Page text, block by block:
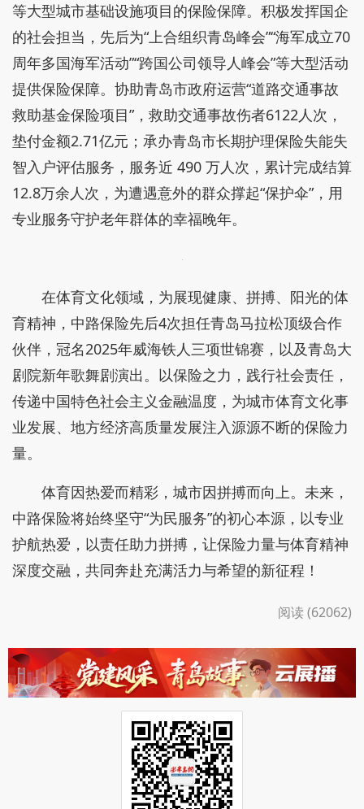
等大型城市基础设施项目的保险保障。积极发挥国企
的社会担当，先后为“上合组织青岛峰会”“海军成立70
周年多国海军活动”“跨国公司领导人峰会”等大型活动
提供保险保障。协助青岛市政府运营“道路交通事故
救助基金保险项目”，救助交通事故伤者6122人次，
垫付金额2.71亿元；承办青岛市长期护理保险失能失
智入户评估服务，服务近 490 万人次，累计完成结算
12.8万余人次，为遭遇意外的群众撑起“保护伞”，用
专业服务守护老年群体的幸福晚年。
在体育文化领域，为展现健康、拼搏、阳光的体
育精神，中路保险先后4次担任青岛马拉松顶级合作
伙伴，冠名2025年威海铁人三项世锦赛，以及青岛大
剧院新年歌舞剧演出。以保险之力，践行社会责任，
传递中国特色社会主义金融温度，为城市体育文化事
业发展、地方经济高质量发展注入源源不断的保险力
量。
体育因热爱而精彩，城市因拼搏而向上。未来，
中路保险将始终坚守“为民服务”的初心本源，以专业
护航热爱，以责任助力拼搏，让保险力量与体育精神
深度交融，共同奔赴充满活力与希望的新征程！
阅读 (62062)